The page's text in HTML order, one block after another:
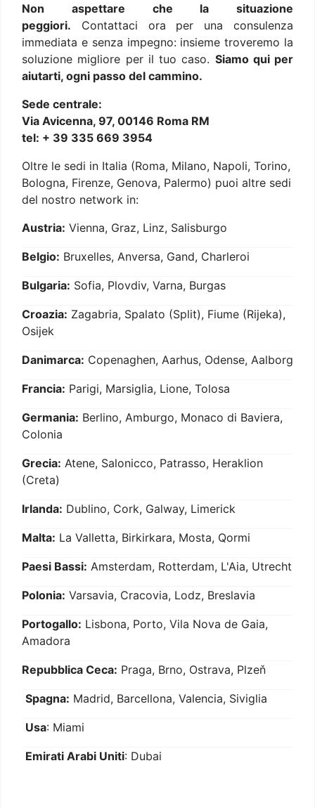
Non aspettare che la situazione
peggiori. Contattaci ora per una consulenza
immediata e senza impegno: insieme troveremo la
soluzione migliore per il tuo caso. Siamo qui per
aiutarti, ogni passo del cammino.
Sede centrale:
Via Avicenna, 97, 00146 Roma RM
tel: + 39 335 669 3954
Oltre le sedi in Italia (Roma, Milano, Napoli, Torino,
Bologna, Firenze, Genova, Palermo) puoi altre sedi
del nostro network in:
Austria: Vienna, Graz, Linz, Salisburgo
Belgio: Bruxelles, Anversa, Gand, Charleroi
Bulgaria: Sofia, Plovdiv, Varna, Burgas
Croazia: Zagabria, Spalato (Split), Fiume (Rijeka),
Osijek
Danimarca: Copenaghen, Aarhus, Odense, Aalborg
Francia: Parigi, Marsiglia, Lione, Tolosa
Germania: Berlino, Amburgo, Monaco di Baviera,
Colonia
Grecia: Atene, Salonicco, Patrasso, Heraklion
(Creta)
Irlanda: Dublino, Cork, Galway, Limerick
Malta: La Valletta, Birkirkara, Mosta, Qormi
Paesi Bassi: Amsterdam, Rotterdam, L'Aia, Utrecht
Polonia: Varsavia, Cracovia, Lodz, Breslavia
Portogallo: Lisbona, Porto, Vila Nova de Gaia,
Amadora
Repubblica Ceca: Praga, Brno, Ostrava, Plzeň
Spagna: Madrid, Barcellona, Valencia, Siviglia
Usa: Miami
Emirati Arabi Uniti: Dubai